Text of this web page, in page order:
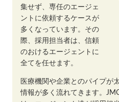
集せず、専任のエージェ
ントに依頼するケースが
多くなっています。その
際、採用担当者は、信頼
のおけるエージェントに
全てを任せます。
医療機関や企業とのパイプが
情報が多く流れてきます。